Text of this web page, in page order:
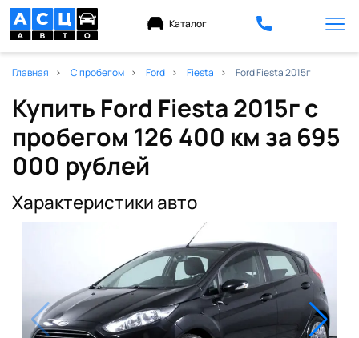
Каталог
Главная С пробегом Ford Fiesta Ford Fiesta 2015г
Купить Ford Fiesta 2015г с
пробегом 126 400 км за 695
000 рублей
Характеристики авто